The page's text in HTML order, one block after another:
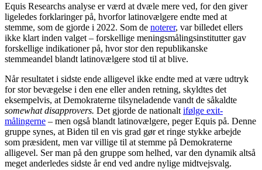
Equis Researchs analyse er værd at dvæle mere ved, for den giver
ligeledes forklaringer på, hvorfor latinovælgere endte med at
stemme, som de gjorde i 2022. Som de noterer, var billedet ellers
ikke klart inden valget – forskellige meningsmålingsinstitutter gav
forskellige indikationer på, hvor stor den republikanske
stemmeandel blandt latinovælgere stod til at blive.
Når resultatet i sidste ende alligevel ikke endte med at være udtryk
for stor bevægelse i den ene eller anden retning, skyldtes det
eksempelvis, at Demokraterne tilsyneladende vandt de såkaldte
somewhat disapprovers. Det gjorde de nationalt ifølge exit-
målingerne – men også blandt latinovælgere, peger Equis på. Denne
gruppe synes, at Biden til en vis grad gør et ringe stykke arbejde
som præsident, men var villige til at stemme på Demokraterne
alligevel. Ser man på den gruppe som helhed, var den dynamik altså
meget anderledes sidste år end ved andre nylige midtvejsvalg.